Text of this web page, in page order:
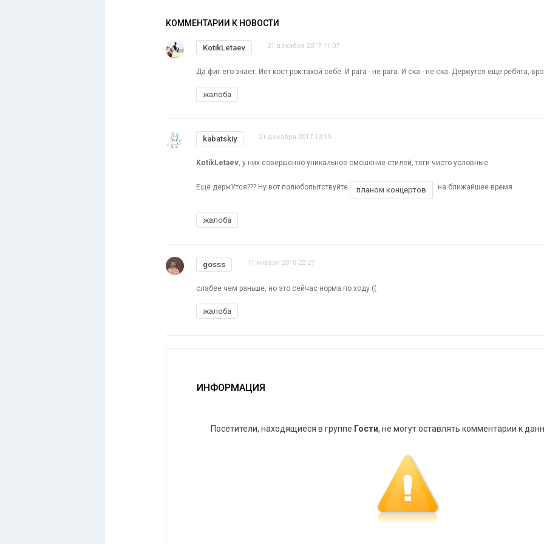
КОММЕНТАРИИ К НОВОСТИ
KotikLetaev 21 декабря 2017 11:07
Да фиг его знает. Ист кост рок такой себе. И рага - не рага. И ска - не ска. Держутся еще ребята,
жалоба
kabatskiy 21 декабря 2017 13:10
KotikLetaev, у них совершенно уникальное смешение стилей, теги чисто условные.
Ещё держУтся??? Ну вот полюбопытствуйте планом концертов на ближайшее время
жалоба
gosss 11 января 2018 22:27
слабее чем раньше, но это сейчас норма по ходу ((
жалоба
ИНФОРМАЦИЯ
Посетители, находящиеся в группе Гости, не могут оставлять комментарии к